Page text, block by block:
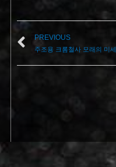
PREVIOUS
주조용 크롬철사 모래의 미